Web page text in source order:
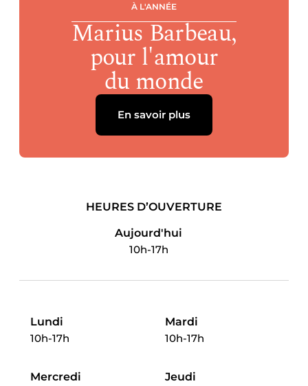
À L'ANNÉE
Marius Barbeau,
pour l'amour
du monde
En savoir plus
HEURES D’OUVERTURE
Aujourd'hui
10h-17h
Lundi
10h-17h
Mardi
10h-17h
Mercredi
Jeudi